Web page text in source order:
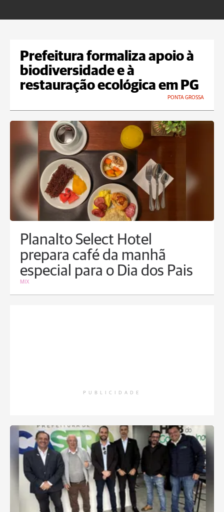
Prefeitura formaliza apoio à
biodiversidade e à
restauração ecológica em PG
PONTA GROSSA
Planalto Select Hotel
prepara café da manhã
especial para o Dia dos Pais
MIX
PUBLICIDADE